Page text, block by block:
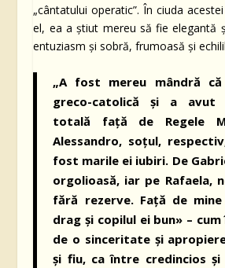
„cântatului operatic”. În ciuda
el, ea a știut mereu să fie elegantă
entuziasm și sobră, frumoasă și
„A fost mereu mândră
greco-catolică și a avut
totală față de Regele
Alessandro, soțul,
fost marile ei iubiri. De
orgolioasă, iar pe Rafaela,
fără rezerve. Față de
drag și copilul ei bun» –
de o sinceritate și
și fiu, ca între credincios